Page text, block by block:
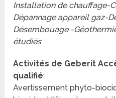
Installation de chauffage-
Dépannage appareil gaz-
Désembouage -
étudiés
Activités de Geberit
qualifié:
Avertissement phyto-